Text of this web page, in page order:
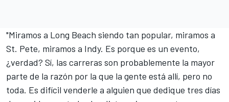
"Miramos a Long Beach siendo tan popular, miramos a
St. Pete, miramos a Indy. Es porque es un evento,
¿verdad? Sí, las carreras son probablemente la mayor
parte de la razón por la que la gente está allí, pero no
toda. Es difícil venderle a alguien que dedique tres días